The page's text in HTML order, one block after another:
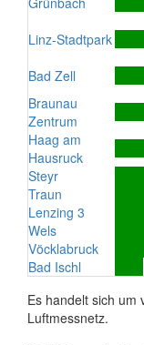
Linz-Stadtpark
Bad Zell
Braunau
Zentrum
Haag am
Hausruck
Steyr
Traun
Lenzing 3
Wels
Vöcklabruck
Bad Ischl
Es handelt sich um
Luftmessnetz.